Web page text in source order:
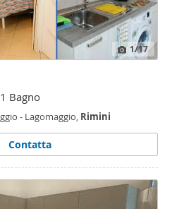
1/17
1 Bagno
- Lagomaggio, Rimini
Contatta